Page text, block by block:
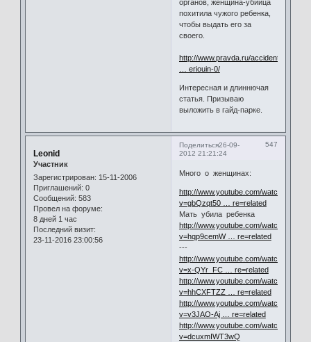
органов, женщина-убийца
похитила чужого ребенка,
чтобы выдать его за
своего.
http://www.pravda.ru/accidents/factor/c
… eriouin-0/
Интересная и длиннючая
статья. Призываю
выложить в гайд-парке.
Поделиться 547
26-09-
2012 21:21:24
Leonid
Участник
Зарегистрирован: 15-11-2006
Приглашений: 0
Сообщений: 583
Провел на форуме:
8 дней 1 час
Последний визит:
23-11-2016 23:00:56
Много о женщинах:
http://www.youtube.com/watch?
v=gbQzqt50 … re=related
Мать убила ребенка
http://www.youtube.com/watch?
v=hqp9cemW … re=related
---
http://www.youtube.com/watch?
v=x-QYr_FC … re=related
http://www.youtube.com/watch?
v=hhCXFTZZ … re=related
http://www.youtube.com/watch?
v=v3JAO-Aj … re=related
http://www.youtube.com/watch?
v=dcuxmIWT3wQ